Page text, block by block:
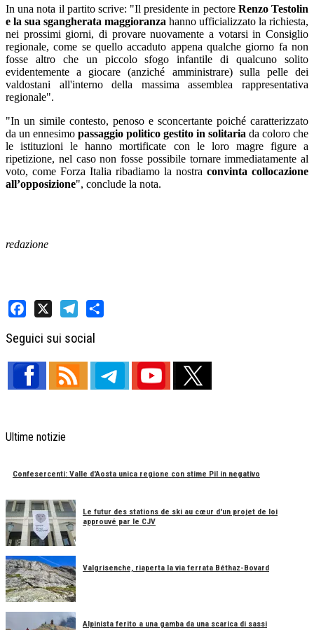
In una nota il partito scrive: "Il presidente in pectore Renzo Testolin
e la sua sgangherata maggioranza hanno ufficializzato la richiesta,
nei prossimi giorni, di provare nuovamente a votarsi in Consiglio
regionale, come se quello accaduto appena qualche giorno fa non
fosse altro che un piccolo sfogo infantile di qualcuno solito
evidentemente a giocare (anziché amministrare) sulla pelle dei
valdostani all'interno della massima assemblea rappresentativa
regionale".
"In un simile contesto, penoso e sconcertante poiché caratterizzato
da un ennesimo passaggio politico gestito in solitaria da coloro che
le istituzioni le hanno mortificate con le loro magre figure a
ripetizione, nel caso non fosse possibile tornare immediatamente al
voto, come Forza Italia ribadiamo la nostra convinta collocazione
all’opposizione", conclude la nota.
redazione
Seguici sui social
Ultime notizie
Confesercenti: Valle d'Aosta unica regione con stime Pil in negativo
Le futur des stations de ski au cœur d'un projet de loi
approuvé par le CJV
Valgrisenche, riaperta la via ferrata Béthaz-Bovard
Alpinista ferito a una gamba da una scarica di sassi